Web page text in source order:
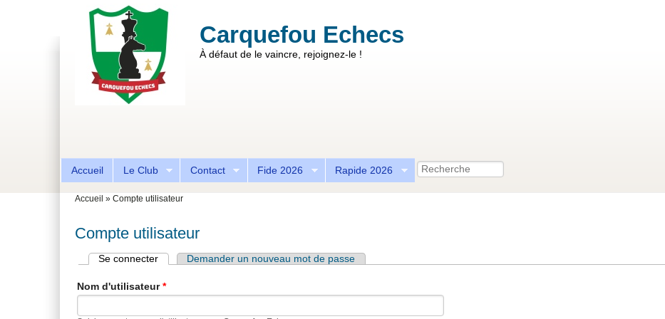
Aller au contenu principal
Carquefou Echecs
À défaut de le vaincre, rejoignez-le !
Accueil Le Club Contact Fide 2026 Rapide 2026
Formulaire de recherche Recherche
Vous êtes ici
Accueil » Compte utilisateur
Compte utilisateur
Onglets principaux
Se connecter (onglet actif)Demander un nouveau mot de passe
Nom d'utilisateur *